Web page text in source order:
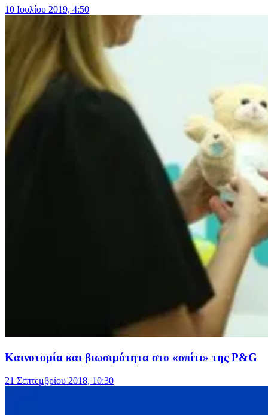
10 Ιουλίου 2019, 4:50
Καινοτομία και βιωσιμότητα στο «σπίτι» της P&G
21 Σεπτεμβρίου 2018, 10:30